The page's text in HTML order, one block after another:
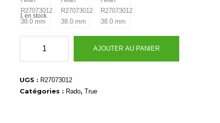
1 en stock
R27073012
AJOUTER AU PANIER
UGS : R27073012
Catégories : Rado, True